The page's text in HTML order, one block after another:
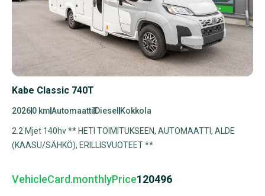
Kabe Classic 740T
20260 kmAutomaatti Diesel Kokkola
2.2 Mjet 140hv ** HETI TOIMITUKSEEN, AUTOMAATTI, ALDE
(KAASU/SÄHKÖ), ERILLISVUOTEET **
VehicleCard.monthlyPrice120496